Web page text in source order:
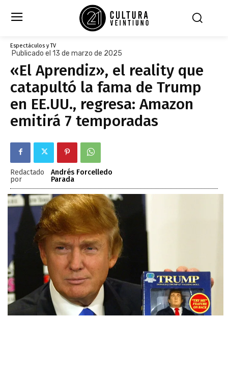
Espectáculos y TV
Publicado el 13 de marzo de 2025
«El Aprendiz», el reality que
catapultó la fama de Trump
en EE.UU., regresa: Amazon
emitirá 7 temporadas
Redactado
por
Andrés Forcelledo
Parada